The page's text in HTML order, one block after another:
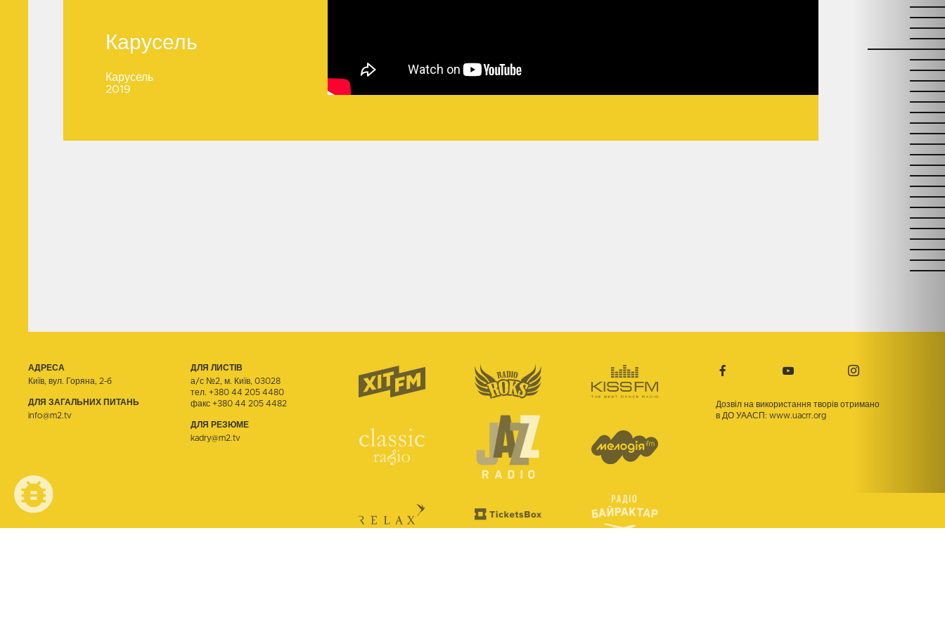
Карусель
Карусель
2019
АДРЕСА
Київ, вул. Горяна, 2-б
ДЛЯ ЗАГАЛЬНИХ ПИТАНЬ
info@m2.tv
ДЛЯ ЛИСТІВ
а/с №2, м. Київ, 03028
тел. +380 44 205 4480
факс +380 44 205 4482
ДЛЯ РЕЗЮМЕ
kadry@m2.tv
Дозвіл на використання творів отримано
в ДО УААСП: www.uacrr.org